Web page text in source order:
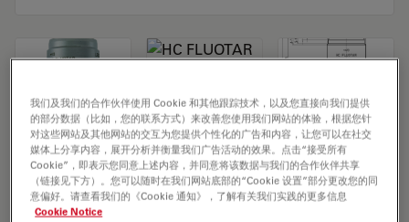
Microscope Objective HC FLUOTAR L
25x/0,95 W DLS
我们及我们的合作伙伴使用 Cookie 和其他跟踪技术，以及您直接向我们提供
的部分数据（比如，您的联系方式）来改善您使用我们网站的体验，根据您针
对这些网站及其他网站的交互为您提供个性化的广告和内容，让您可以在社交
媒体上分享内容，展开分析并衡量我们广告活动的效果。点击“接受所有
Cookie”，即表示您同意上述内容，并同意将该数据与我们的合作伙伴共享
（链接见下方）。您可以随时在我们网站底部的“Cookie 设置”部分更改您的同
意偏好。请查看我们的《Cookie 通知》，了解有关我们实践的更多信息
Cookie Notice